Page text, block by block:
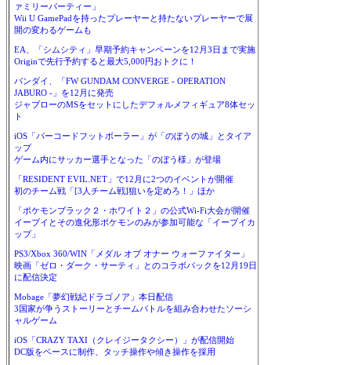
ァミリーパーティー」
Wii U GamePadを持ったプレーヤーと持たないプレーヤーで展
開の変わるゲームも
EA、「シムシティ」早期予約キャンペーンを12月3日まで実施
Originで先行予約すると最大5,000円おトクに！
バンダイ、「FW GUNDAM CONVERGE - OPERATION
JABURO -」を12月に発売
ジャブローのMSをセットにしたデフォルメフィギュア8体セッ
ト
iOS「バーコードフットボーラー」が「のぼうの城」とタイア
ップ
ゲーム内にサッカー選手となった「のぼう様」が登場
「RESIDENT EVIL.NET」で12月に2つのイベントが開催
初のチーム戦「[3人チーム戦]狙いを定めろ！」ほか
「ポケモンブラック２・ホワイト２」の公式Wi-Fi大会が開催
イーブイとその進化形ポケモンのみが参加可能な「イーブイカ
ップ」
PS3/Xbox 360/WIN「メダル オブ オナー ウォーファイター」
映画「ゼロ・ダーク・サーティ」とのコラボパックを12月19日
に配信決定
Mobage「夢幻戦紀ドラゴノア」本日配信
3国家が争うストーリーとチームバトルを組み合わせたソーシ
ャルゲーム
iOS「CRAZY TAXI（クレイジータクシー）」が配信開始
DC版をベースに制作、タッチ操作や傾き操作を採用